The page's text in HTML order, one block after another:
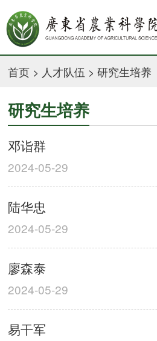
首页 > 人才队伍 >研究生培养
研究生培养
邓诣群
2024-05-29
陆华忠
2024-05-29
廖森泰
2024-05-29
易干军